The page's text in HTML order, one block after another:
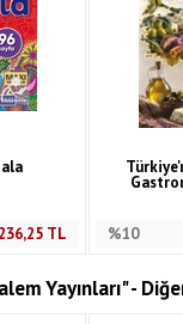
236,25TL %10
Yayınları" -